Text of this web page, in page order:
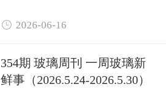
 2026-06-16
354期 玻璃周刊 一周玻璃新
鲜事（2026.5.24-2026.5.30）